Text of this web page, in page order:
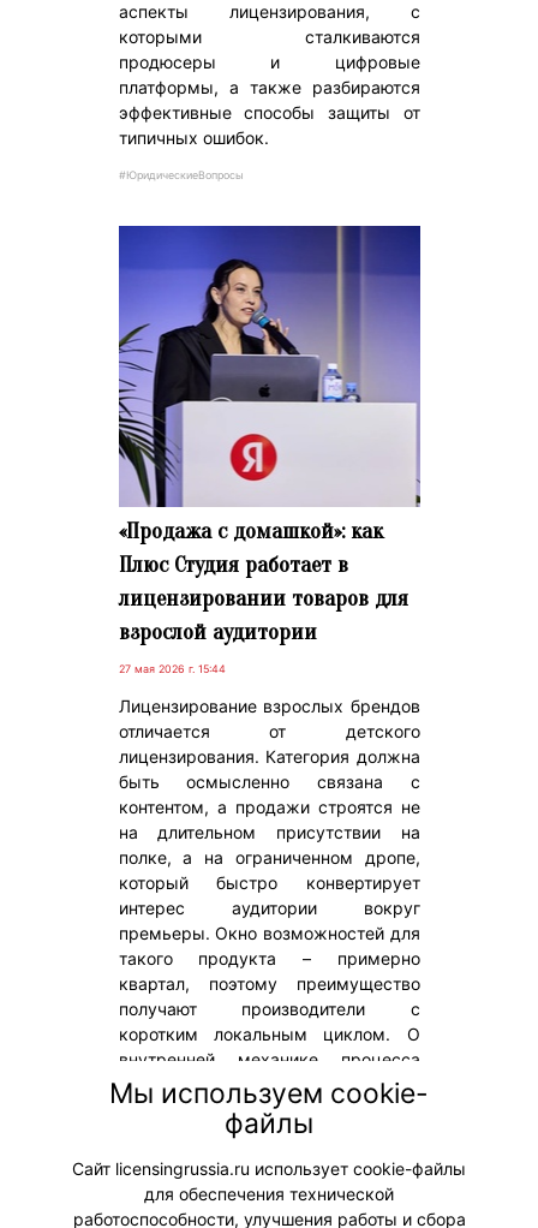
аспекты лицензирования, с
которыми сталкиваются
продюсеры и цифровые
платформы, а также разбираются
эффективные способы защиты от
типичных ошибок.
#ЮридическиеВопросы
«Продажа с домашкой»: как
Плюс Студия работает в
лицензировании товаров для
взрослой аудитории
27 мая 2026 г. 15:44
Лицензирование взрослых брендов
отличается от детского
лицензирования. Категория должна
быть осмысленно связана с
контентом, а продажи строятся не
на длительном присутствии на
полке, а на ограниченном дропе,
который быстро конвертирует
интерес аудитории вокруг
премьеры. Окно возможностей для
такого продукта – примерно
квартал, поэтому преимущество
получают производители с
коротким локальным циклом. О
внутренней механике процесса
работы со взрослыми брендами мы
поговорили с руководителем по
развитию контентных брендов Плюс
Студии Анной Советниковой.
#Интервью
Мы используем cookie-
файлы
Сайт licensingrussia.ru использует cookie-файлы
для обеспечения технической
работоспособности, улучшения работы и сбора